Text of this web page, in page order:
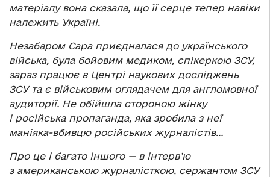
матеріалу вона сказала, що її серце тепер навіки
належить Україні.
Незабаром Сара приєдналася до українського
війська, була бойовим медиком, спікеркою ЗСУ,
зараз працює в Центрі наукових досліджень
ЗСУ та є військовим оглядачем для англомовної
аудиторії. Не обійшла стороною жінку
і російська пропаганда, яка зробила з неї
маніяка-вбивцю російських журналістів…
Про це і багато іншого — в інтерв’ю
з американською журналісткою, сержантом ЗСУ